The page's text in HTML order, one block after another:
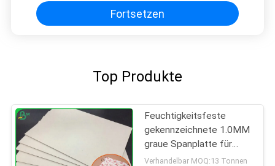
Fortsetzen
Top Produkte
Feuchtigkeitsfeste
gekennzeichnete 1.0MM
graue Spanplatte für
Notizbuch der
Verhandelbar MOQ:13 Tonnen